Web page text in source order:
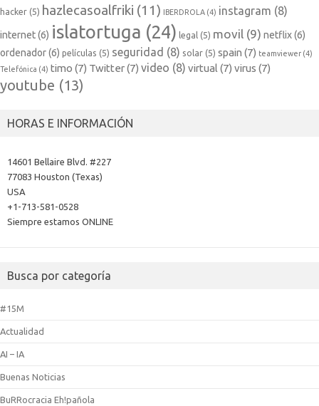
hacker (5) hazlecasoalfriki (11) IBERDROLA (4) instagram (8)
internet(6) islatortuga (24) legal (5) movil (9) netflix(6)
ordenador(6) películas (5) seguridad (8) solar (5) spain (7) teamviewer (4)
Telefónica (4) timo (7) Twitter(7) video (8) virtual (7) virus (7)
youtube (13)
HORAS E INFORMACIÓN
14601 Bellaire Blvd. #227
77083 Houston (Texas)
USA
+1-713-581-0528
Siempre estamos ONLINE
Busca por categoría
#15M
Actualidad
AI – IA
Buenas Noticias
BuRRocracia Eh!pañola